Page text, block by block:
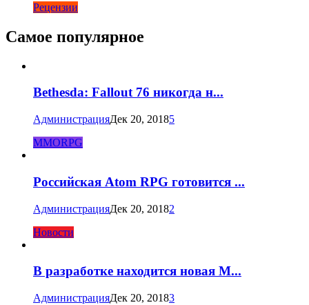
Рецензии
Самое популярное
Bethesda: Fallout 76 никогда н...
АдминистрацияДек 20, 20185
MMORPG
Российская Atom RPG готовится ...
АдминистрацияДек 20, 20182
Новости
В разработке находится новая M...
АдминистрацияДек 20, 20183